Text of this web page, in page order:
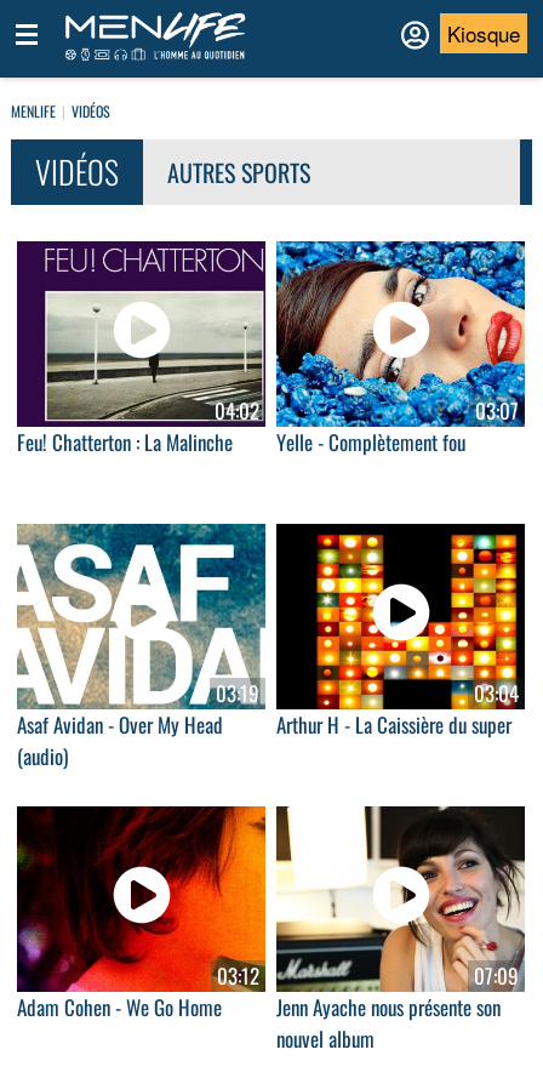
Kiosque
MENLIFE VIDÉOS
VIDÉOS AUTRES SPORTS
04:02
Feu! Chatterton : La Malinche
03:07
Yelle - Complètement fou
03:19
Asaf Avidan - Over My Head
(audio)
03:04
Arthur H - La Caissière du super
03:12
Adam Cohen - We Go Home
07:09
Jenn Ayache nous présente son
nouvel album